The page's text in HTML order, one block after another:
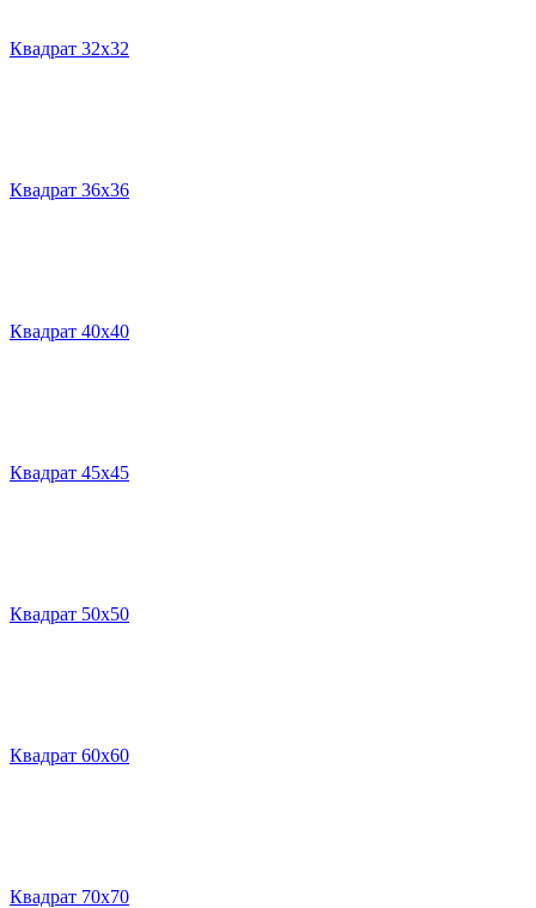
Квадрат 32х32
Квадрат 36х36
Квадрат 40х40
Квадрат 45х45
Квадрат 50х50
Квадрат 60х60
Квадрат 70х70